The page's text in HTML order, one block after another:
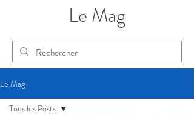
Le Mag
Le Mag
Tous les Posts